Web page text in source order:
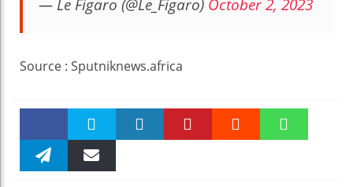
— Le Figaro (@Le_Figaro) October 2, 2023
Source : Sputniknews.africa
Faceboo Twitter